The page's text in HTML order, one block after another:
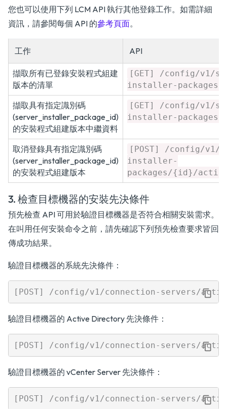
您也可以使用下列 LCM API 執行其他登錄工作。如需詳細
資訊，請參閱每個 API 的參考頁面。
工作 API
擷取所有已登錄安裝程式組建
版本的清單
[GET] /config/v1/
installer-packages
擷取具有指定識別碼
(server_installer_package_id)
的安裝程式組建版本中繼資料
[GET] /config/v1/
installer-
取消登錄具有指定識別碼
(server_installer_package_id)
的安裝程式組建版本
[POST] /config/v1/
installer-
packages/{id}/
3. 檢查目標機器的安裝先決條件
預先檢查 API 可用於驗證目標機器是否符合相關安裝需求。
在叫用任何安裝命令之前，請先確認下列預先檢查要求皆回
傳成功結果。
驗證目標機器的系統先決條件：
驗證目標機器的 Active Directory 先決條件：
驗證目標機器的 vCenter Server 先決條件：